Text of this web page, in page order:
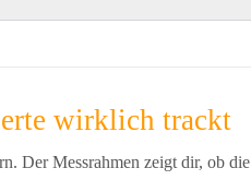
wirklich trackt
Der Messrahmen zeigt dir, ob die